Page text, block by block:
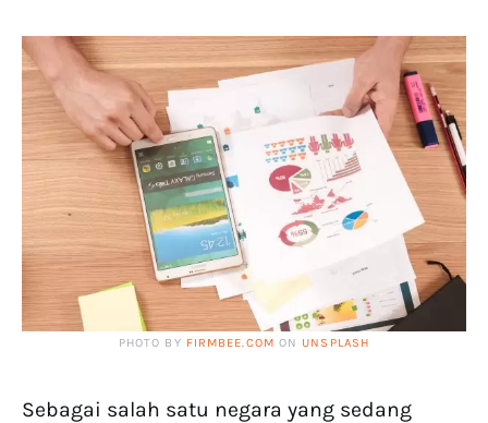
PHOTO BY FIRMBEE.COM ON UNSPLASH
Sebagai salah satu negara yang sedang